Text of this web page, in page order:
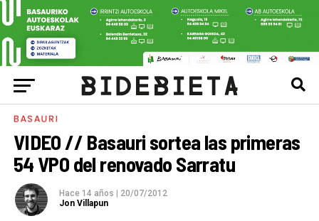
BASAURI
VIDEO // Basauri sortea las primeras
54 VPO del renovado Sarratu
Hace 14 años
20/07/2012
Jon Villapun